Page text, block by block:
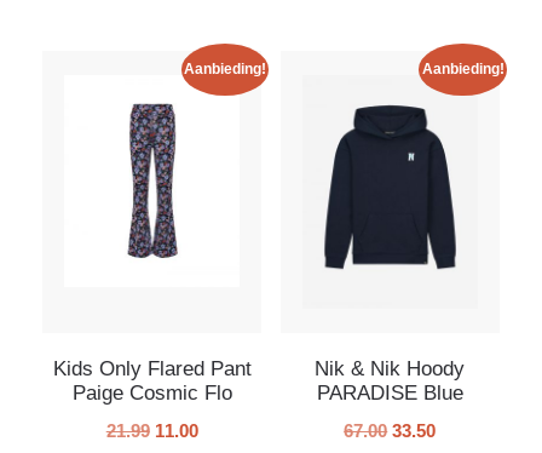
Aanbieding!
Kids Only Flared Pant
Paige Cosmic Flo
21.99 11.00
Aanbieding!
Nik & Nik Hoody
PARADISE Blue
67.00 33.50